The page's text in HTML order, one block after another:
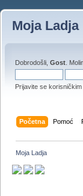
Moja Ladja
Dobrodošli, Gost .
Prijavite se
Početna Pomoć
Moja Ladja